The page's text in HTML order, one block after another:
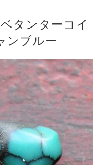
タンターコイ
ンブルー